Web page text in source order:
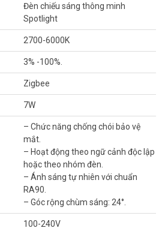
minh ORVIBOgiúp cải thiện chất
dù là sớm một ngày tràn đầy năng
và học tập tập trung hơn, nó có thể
ánh sáng thoải mái.
đèn chiếu sáng thông
Smart Spotlight Orvibo
trung tâm qua giao thức không dây
100%.
Đèn chiếu sáng thông minh
Spotlight
2700-6000K
3% -100%.
Zigbee
7W
– Chức năng chống chói bảo vệ
mắt.
– Hoạt động theo ngữ cảnh độc lập
hoặc theo nhóm đèn.
– Ánh sáng tự nhiên với chuẩn
RA90.
– Góc rộng chùm sáng: 24°.
100-240V